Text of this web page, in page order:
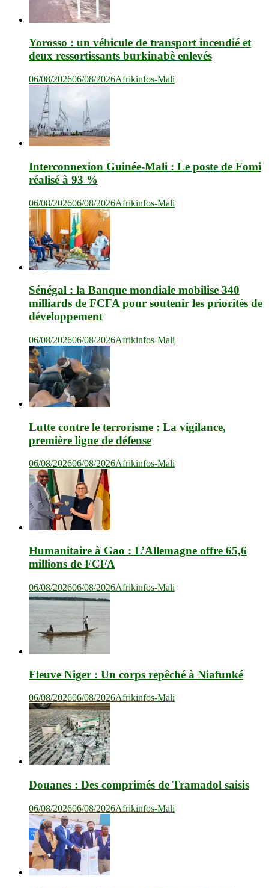
Yorosso : un véhicule de transport incendié et
deux ressortissants burkinabè enlevés
06/08/202606/08/2026Afrikinfos-Mali
Interconnexion Guinée-Mali : Le poste de Fomi
réalisé à 93 %
06/08/202606/08/2026Afrikinfos-Mali
Sénégal : la Banque mondiale mobilise 340
milliards de FCFA pour soutenir les priorités de
développement
06/08/202606/08/2026Afrikinfos-Mali
Lutte contre le terrorisme : La vigilance,
première ligne de défense
06/08/202606/08/2026Afrikinfos-Mali
Humanitaire à Gao : L’Allemagne offre 65,6
millions de FCFA
06/08/202606/08/2026Afrikinfos-Mali
Fleuve Niger : Un corps repêché à Niafunké
06/08/202606/08/2026Afrikinfos-Mali
Douanes : Des comprimés de Tramadol saisis
06/08/202606/08/2026Afrikinfos-Mali